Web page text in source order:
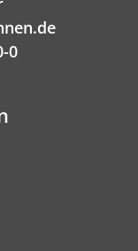
0